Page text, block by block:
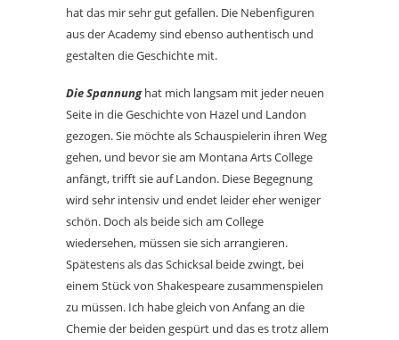
hat das mir sehr gut gefallen. Die Nebenfiguren
aus der Academy sind ebenso authentisch und
gestalten die Geschichte mit.
Die Spannung hat mich langsam mit jeder neuen
Seite in die Geschichte von Hazel und Landon
gezogen. Sie möchte als Schauspielerin ihren Weg
gehen, und bevor sie am Montana Arts College
anfängt, trifft sie auf Landon. Diese Begegnung
wird sehr intensiv und endet leider eher weniger
schön. Doch als beide sich am College
wiedersehen, müssen sie sich arrangieren.
Spätestens als das Schicksal beide zwingt, bei
einem Stück von Shakespeare zusammenspielen
zu müssen. Ich habe gleich von Anfang an die
Chemie der beiden gespürt und das es trotz allem